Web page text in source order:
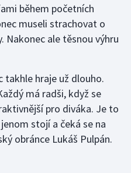
během početních
museli strachovat o
Nakonec ale těsnou výhru
takhle hraje už dlouho.
má radši, když se
pro diváka. Je to
stojí a čeká se na
obránce Lukáš Pulpán.